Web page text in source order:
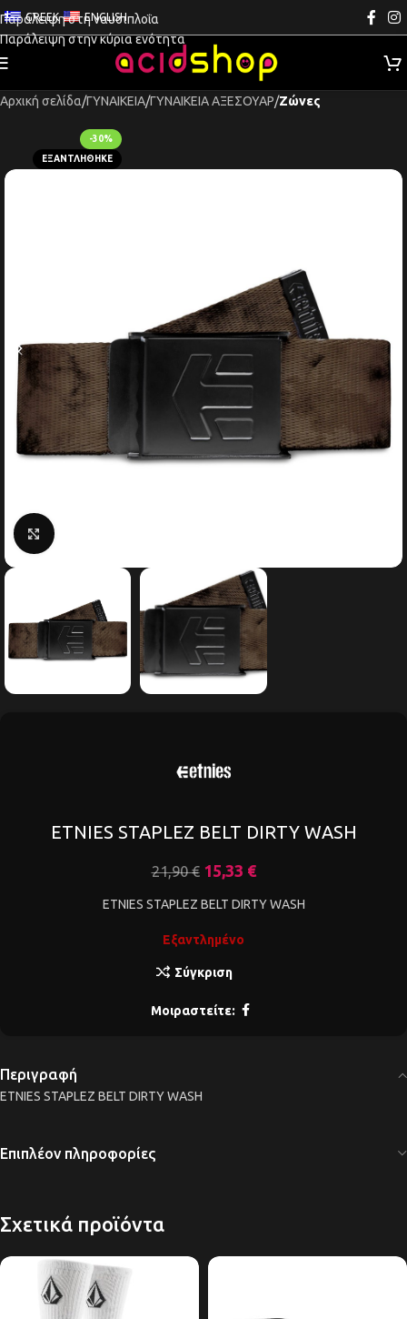
Παράλειψη στη ναυσιπλοΐα
Παράλειψη στην κύρια ενότητα
GREEK ENGLISH
Αρχική σελίδα ΓΥΝΑΙΚΕΙΑ ΓΥΝΑΙΚΕΙΑ ΑΞΕΣΟΥΑΡ Ζώνες
-30%
ΕΞΑΝΤΛΉΘΗΚΕ
Κάντε κλικ για μεγέθυνση
ETNIES STAPLEZ BELT DIRTY WASH
21,90€ 15,33 €
ETNIES STAPLEZ BELT DIRTY WASH
Εξαντλημένο
Σύγκριση
Μοιραστείτε:
Περιγραφή
ETNIES STAPLEZ BELT DIRTY WASH
Επιπλέον πληροφορίες
Σχετικά προϊόντα